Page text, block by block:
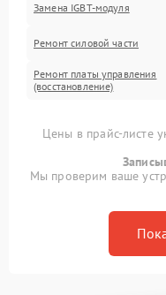
Замена IGBT-модуля
Ремонт силовой части
Ремонт платы управления
(восстановление)
Цены в прайс-листе
Мы проверим ваше